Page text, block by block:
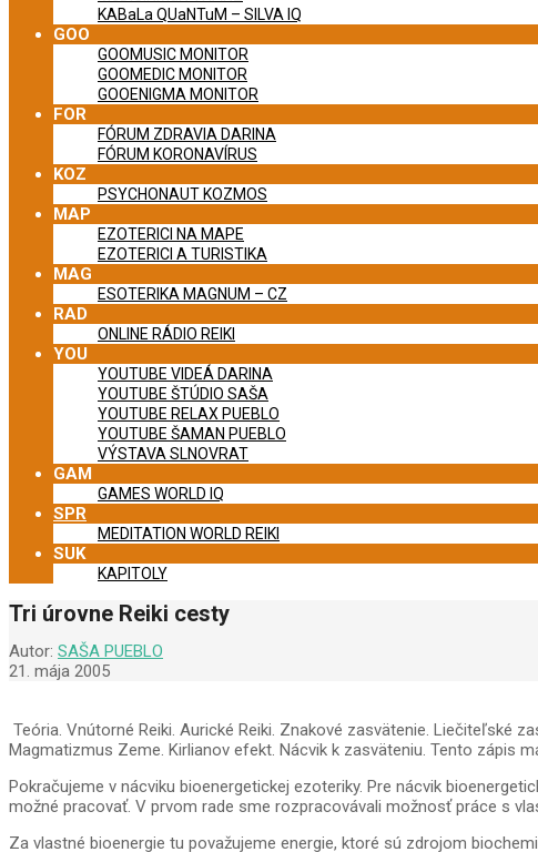
KABaLa QUaNTuM – SILVA IQ
GOO
GOOMUSIC MONITOR
GOOMEDIC MONITOR
GOOENIGMA MONITOR
FOR
FÓRUM ZDRAVIA DARINA
FÓRUM KORONAVÍRUS
KOZ
PSYCHONAUT KOZMOS
MAP
EZOTERICI NA MAPE
EZOTERICI A TURISTIKA
MAG
ESOTERIKA MAGNUM – CZ
RAD
ONLINE RÁDIO REIKI
YOU
YOUTUBE VIDEÁ DARINA
YOUTUBE ŠTÚDIO SAŠA
YOUTUBE RELAX PUEBLO
YOUTUBE ŠAMAN PUEBLO
VÝSTAVA SLNOVRAT
GAM
GAMES WORLD IQ
SPR
MEDITATION WORLD REIKI
SUK
KAPITOLY
Tri úrovne Reiki cesty
Autor: SAŠA PUEBLO
21. mája 2005
Teória. Vnútorné Reiki. Aurické Reiki. Znakové zasvätenie. Liečiteľské
Magmatizmus Zeme. Kirlianov efekt. Nácvik k zasväteniu. Tento zápis
Pokračujeme v nácviku bioenergetickej ezoteriky. Pre nácvik
možné pracovať. V prvom rade sme rozpracovávali možnosť práce s
Za vlastné bioenergie tu považujeme energie, ktoré sú zdrojom